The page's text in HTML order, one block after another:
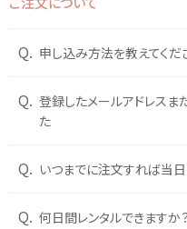
Q. 申し込み方法を教えてくだ
Q. 登録したメールアドレスま
た
Q. いつまでに注文すれば当
Q. 何日間レンタルできますか？